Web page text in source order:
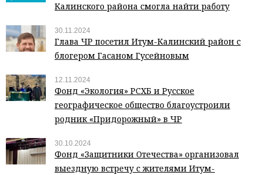
Калинского района смогла найти работу
30.11.2024
Глава ЧР посетил Итум-Калинский район с
блогером Гасаном Гусейновым
12.11.2024
Фонд «Экология» РСХБ и Русское
географическое общество благоустроили
родник «Придорожный» в ЧР
30.10.2024
Фонд «Защитники Отечества» организовал
выездную встречу с жителями Итум-